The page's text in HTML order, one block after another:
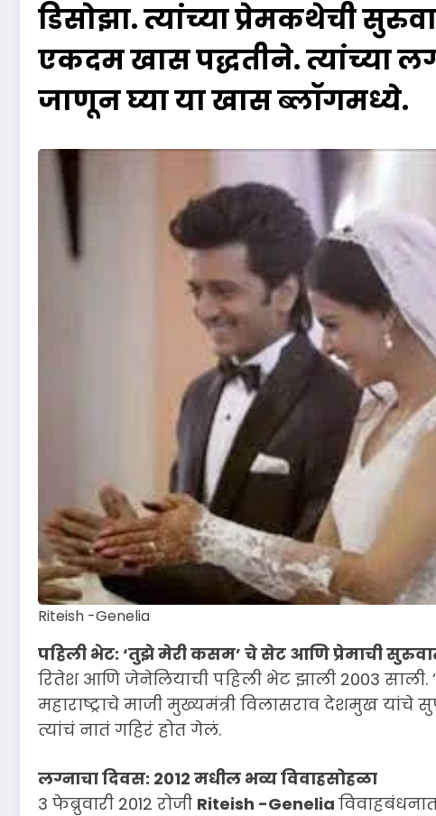
डिसोझा. त्यांच्या प्रेमकथेची
एकदम खास पद्धतीने. त्यांच्या
जाणून घ्या या खास ब्लॉगमध्ये.
Riteish -Genelia
पहिली भेट: ‘तुझे मेरी कसम’ चे सेट आणि प्रेमाची
रितेश आणि जेनेलियाची पहिली भेट झाली 2003
महाराष्ट्राचे माजी मुख्यमंत्री विलासराव देशमुख
त्यांचं नातं गहिरं होत गेलं.
लग्नाचा दिवस: 2012 मधील भव्य विवाहसोहळा
3 फेब्रुवारी 2012 रोजी Riteish -Genelia